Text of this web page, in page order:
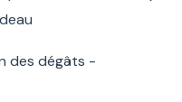
des dégâts -